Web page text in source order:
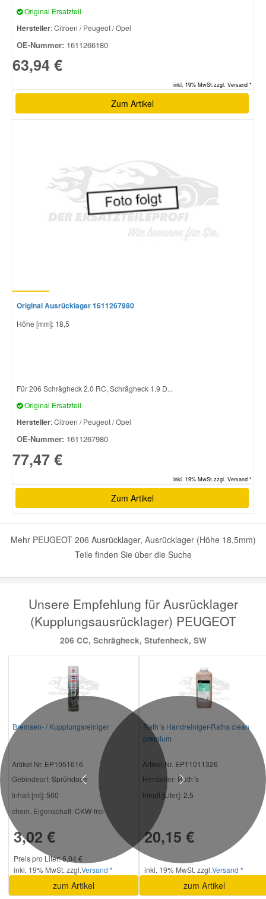
Original Ersatzteil
Hersteller: Citroen / Peugeot / Opel
OE-Nummer: 1611266180
63,94 €
inkl. 19% MwSt.zzgl. Versand *
Zum Artikel
Original Ausrücklager 1611267980
Höhe [mm]: 18,5
Für 206 Schrägheck 2.0 RC, Schrägheck 1.9 D...
Original Ersatzteil
Hersteller: Citroen / Peugeot / Opel
OE-Nummer: 1611267980
77,47 €
inkl. 19% MwSt.zzgl. Versand *
Zum Artikel
Mehr PEUGEOT 206 Ausrücklager, Ausrücklager (Höhe 18,5mm)
Teile finden Sie über die Suche
Unsere Empfehlung für Ausrücklager
(Kupplungsausrücklager) PEUGEOT
206 CC, Schrägheck, Stufenheck, SW
Bremsen- / Kupplungsreiniger
Artikel Nr. EP1051616
Gebindeart: Sprühdose
Inhalt [ml]: 500
chem. Eigenschaft: CKW-frei
3,02 €
Preis pro Liter: 6,04 €
inkl. 19% MwSt. zzgl.Versand *
zum Artikel
Rath´s Handreiniger-Raths clean
premium
Artikel Nr. EP11011326
Hersteller: Rath´s
Inhalt [Liter]: 2,5
20,15 €
inkl. 19% MwSt. zzgl.Versand *
zum Artikel
Previous Next